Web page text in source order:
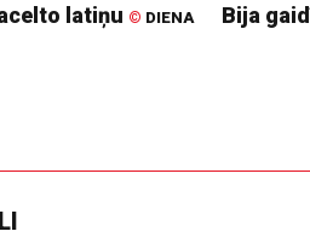
latiņu © DIENA Bija